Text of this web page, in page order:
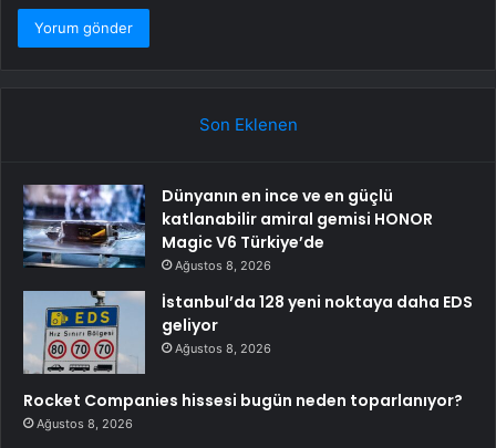
Son Eklenen
Dünyanın en ince ve en güçlü
katlanabilir amiral gemisi HONOR
Magic V6 Türkiye’de
Ağustos 8, 2026
İstanbul’da 128 yeni noktaya daha EDS
geliyor
Ağustos 8, 2026
Rocket Companies hissesi bugün neden toparlanıyor?
Ağustos 8, 2026